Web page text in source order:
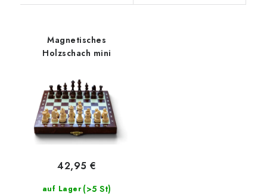
Magnetisches
Holzschach mini
auf Lager (>5 St)
42,95 €